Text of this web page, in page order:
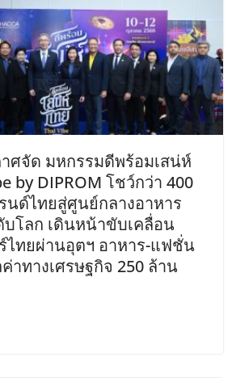
าศจัด มหกรรมดีพร้อมเสน่ห์
by DIPROM โชว์กว่า 400
ด์ไทยสู่ศูนย์กลางอาหาร
โลก เดินหน้าขับเคลื่อน
ไทยผ่านอุตฯ อาหาร-แฟชั่น
าทางเศรษฐกิจ 250 ล้าน